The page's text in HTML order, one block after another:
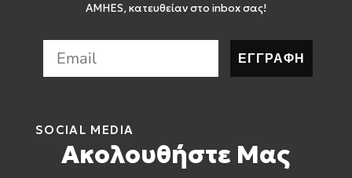
AMHES, κατευθείαν στο inbox σας!
ΕΓΓΡΑΦΗ
SOCIAL MEDIA
Ακολουθήστε Μας